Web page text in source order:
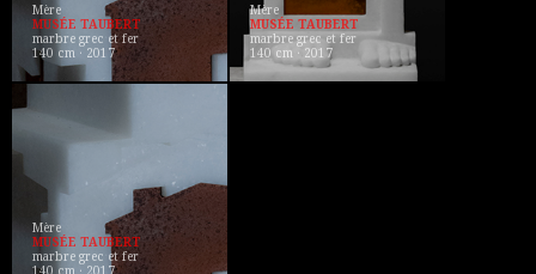
Mère
MUSÉE TAUBERT
marbre grec et fer
140 cm · 2017
Mère
MUSÉE TAUBERT
marbre grec et fer
140 cm · 2017
Mère
MUSÉE TAUBERT
marbre grec et fer
140 cm · 2017